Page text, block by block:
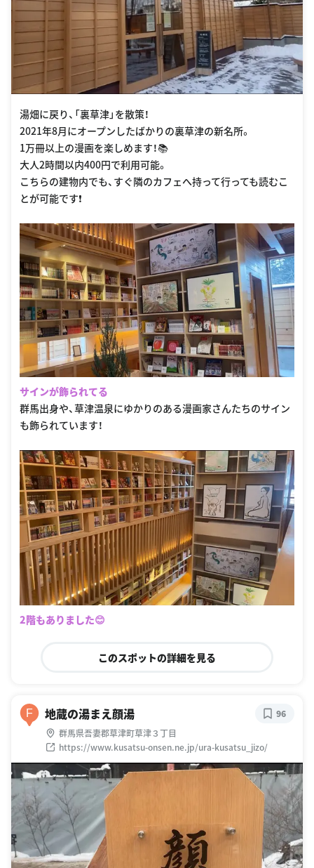
湯畑に戻り、「裏草津」を散策！
2021年8月にオープンしたばかりの裏草津の新名所。
1万冊以上の漫画を楽しめます！📚
大人2時間以内400円で利用可能。
こちらの建物内でも、すぐ隣のカフェへ持って行っても読むこ
とが可能です❗️
サインが飾られてる
群馬出身や、草津温泉にゆかりのある漫画家さんたちのサイン
も飾られています！
2階もありました😊
このスポットの詳細を見る
F 地蔵の湯まえ顔湯
群馬県吾妻郡草津町草津３丁目
https://www.kusatsu-onsen.ne.jp/ura-kusatsu_jizo/
96